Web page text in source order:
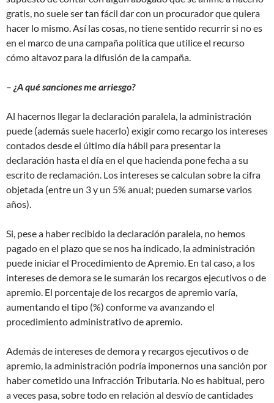
gratis, no suele ser tan fácil dar con un procurador que quiera
hacer lo mismo. Así las cosas, no tiene sentido recurrir si no es
en el marco de una campaña política que utilice el recurso
cómo altavoz para la difusión de la campaña.
– ¿A qué sanciones me arriesgo?
Al hacernos llegar la declaración paralela, la administración
puede (además suele hacerlo) exigir como recargo los intereses
contados desde el último día hábil para presentar la
declaración hasta el día en el que hacienda pone fecha a su
escrito de reclamación. Los intereses se calculan sobre la cifra
objetada (entre un 3 y un 5% anual; pueden sumarse varios
años).
Si, pese a haber recibido la declaración paralela, no hemos
pagado en el plazo que se nos ha indicado, la administración
puede iniciar el Procedimiento de Apremio. En tal caso, a los
intereses de demora se le sumarán los recargos ejecutivos o de
apremio. El porcentaje de los recargos de apremio varía,
aumentando el tipo (%) conforme va avanzando el
procedimiento administrativo de apremio.
Además de intereses de demora y recargos ejecutivos o de
apremio, la administración podría imponernos una sanción por
haber cometido una Infracción Tributaria. No es habitual, pero
a veces pasa, sobre todo en relación al desvío de cantidades